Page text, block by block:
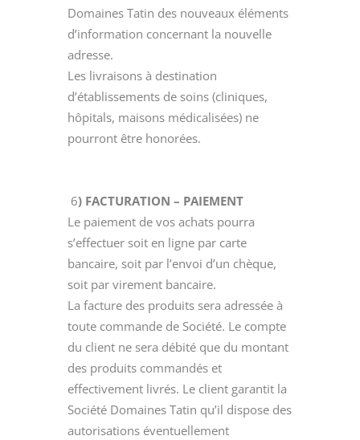
Domaines Tatin des nouveaux éléments
d’information concernant la nouvelle
adresse.
Les livraisons à destination
d’établissements de soins (cliniques,
hôpitals, maisons médicalisées) ne
pourront être honorées.
6) FACTURATION – PAIEMENT
Le paiement de vos achats pourra
s’effectuer soit en ligne par carte
bancaire, soit par l’envoi d’un chèque,
soit par virement bancaire.
La facture des produits sera adressée à
toute commande de Société. Le compte
du client ne sera débité que du montant
des produits commandés et
effectivement livrés. Le client garantit la
Société Domaines Tatin qu’il dispose des
autorisations éventuellement